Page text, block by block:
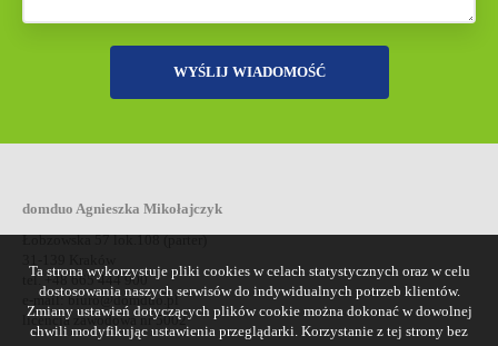
domduo Agnieszka Mikołajczyk
Łobzowska 57 lok.108 (parter)
tel. +48 665 444 900
e-mail:biuro@domduo.pl
licencja zawodowa nr 5002
Ta strona wykorzystuje pliki cookies w celach statystycznych oraz w celu
dostosowania naszych serwisów do indywidualnych potrzeb klientów.
Zmiany ustawień dotyczących plików cookie można dokonać w dowolnej
chwili modyfikując ustawienia przeglądarki. Korzystanie z tej strony bez